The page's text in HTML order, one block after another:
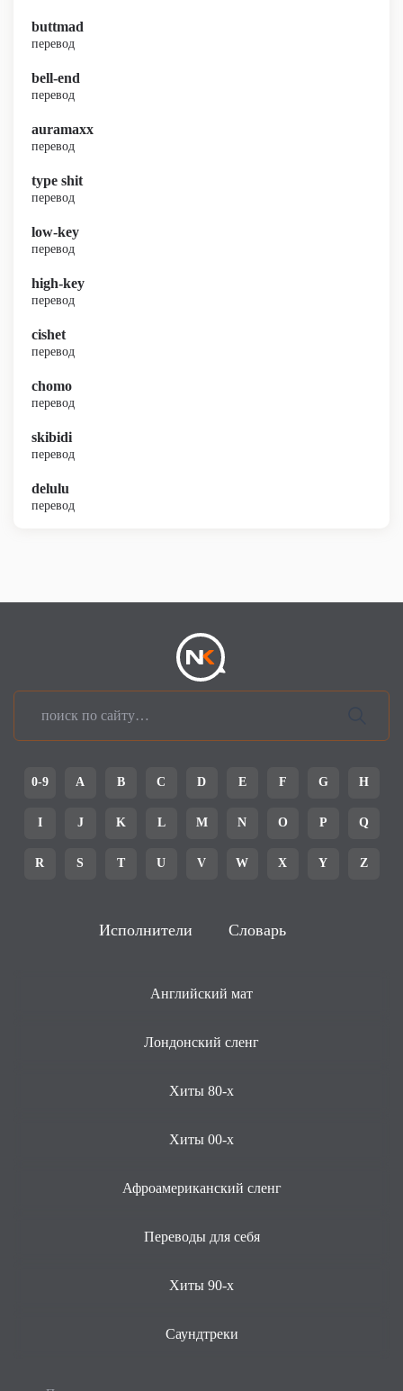
buttmad
перевод
bell-end
перевод
auramaxx
перевод
type shit
перевод
low-key
перевод
high-key
перевод
cishet
перевод
chomo
перевод
skibidi
перевод
delulu
перевод
0-9 A B C D E F G H
I J K L M N O P Q
R S T U V W X Y Z
Исполнители Словарь
Английский мат
Лондонский сленг
Хиты 80-х
Хиты 00-х
Афроамериканский сленг
Переводы для себя
Хиты 90-х
Саундтреки